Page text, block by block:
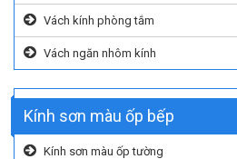
Vách kính phòng tắm
Vách ngăn nhôm kính
Kính sơn màu ốp bếp
Kính sơn màu ốp tường